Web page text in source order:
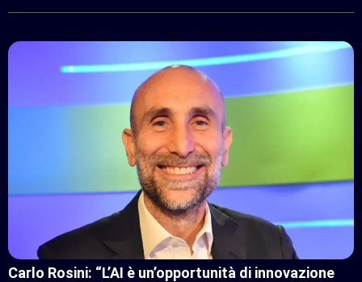
Carlo Rosini: “L’AI è un’opportunità di innovazione